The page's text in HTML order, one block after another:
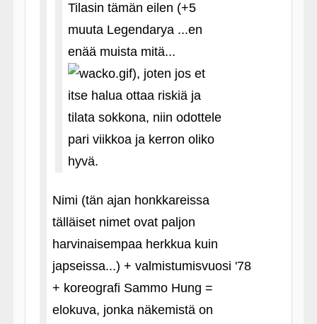
Tilasin tämän eilen (+5
muuta Legendarya ...en
enää muista mitä...
), joten jos et
itse halua ottaa riskiä ja
tilata sokkona, niin odottele
pari viikkoa ja kerron oliko
hyvä.
Nimi (tän ajan honkkareissa
tälläiset nimet ovat paljon
harvinaisempaa herkkua kuin
japseissa...) + valmistumisvuosi '78
+ koreografi Sammo Hung =
elokuva, jonka näkemistä on